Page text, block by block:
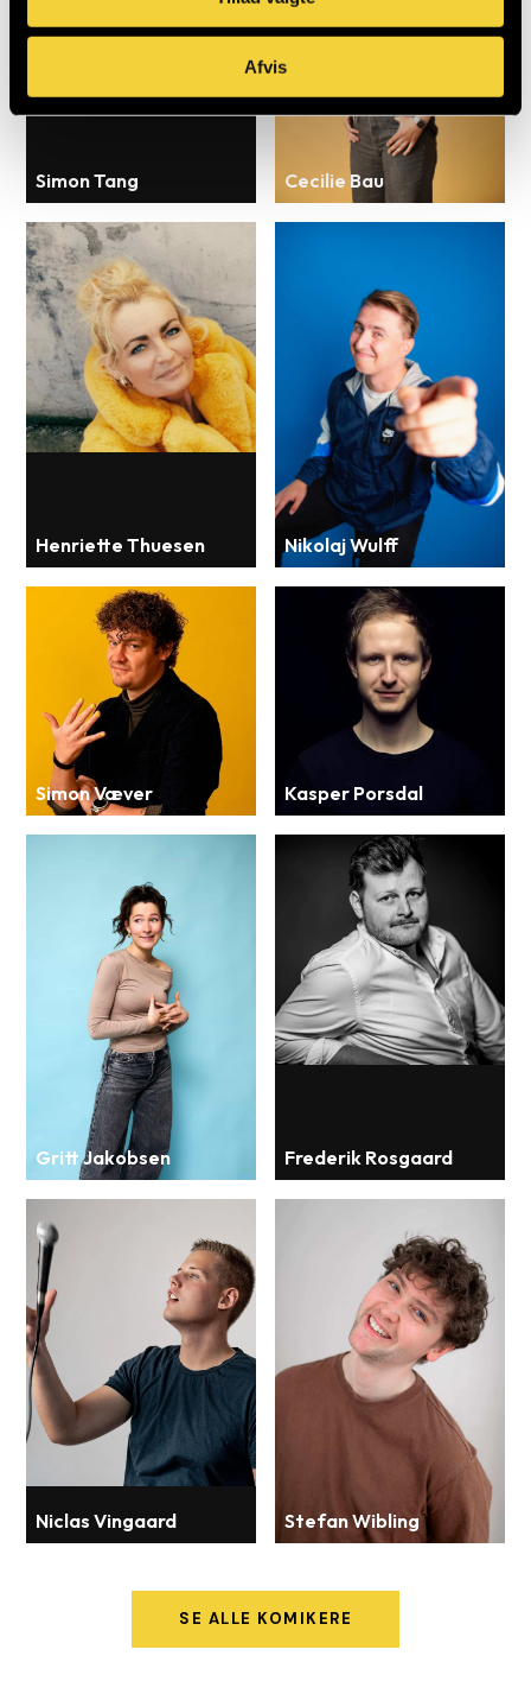
Afvis
Simon Tang Cecilie Bau
Henriette Thuesen Nikolaj Wulff
Simon Væver Kasper Porsdal
Gritt Jakobsen Frederik Rosgaard
Niclas Vingaard Stefan Wibling
SE ALLE KOMIKERE